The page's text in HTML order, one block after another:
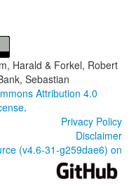
Harald & Forkel, Robert
Sebastian
Attribution 4.0
.
Privacy Policy
Disclaimer
(v4.6-31-g259dae6) on